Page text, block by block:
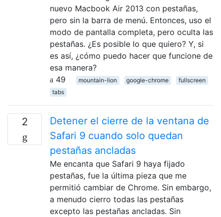
nuevo Macbook Air 2013 con pestañas,
pero sin la barra de menú. Entonces, uso el
modo de pantalla completa, pero oculta las
pestañas. ¿Es posible lo que quiero? Y, si
es así, ¿cómo puedo hacer que funcione de
esa manera?
49
mountain-lion google-chrome
fullscreen
tabs
2
Detener el cierre de la ventana de
Safari 9 cuando solo quedan
pestañas ancladas
Me encanta que Safari 9 haya fijado
pestañas, fue la última pieza que me
permitió cambiar de Chrome. Sin embargo,
a menudo cierro todas las pestañas
excepto las pestañas ancladas. Sin